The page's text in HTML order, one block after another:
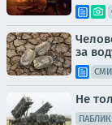
за
СМИ
Не